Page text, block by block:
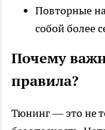
Повторные
собой более
Почему
правила?
Тюнинг — это не